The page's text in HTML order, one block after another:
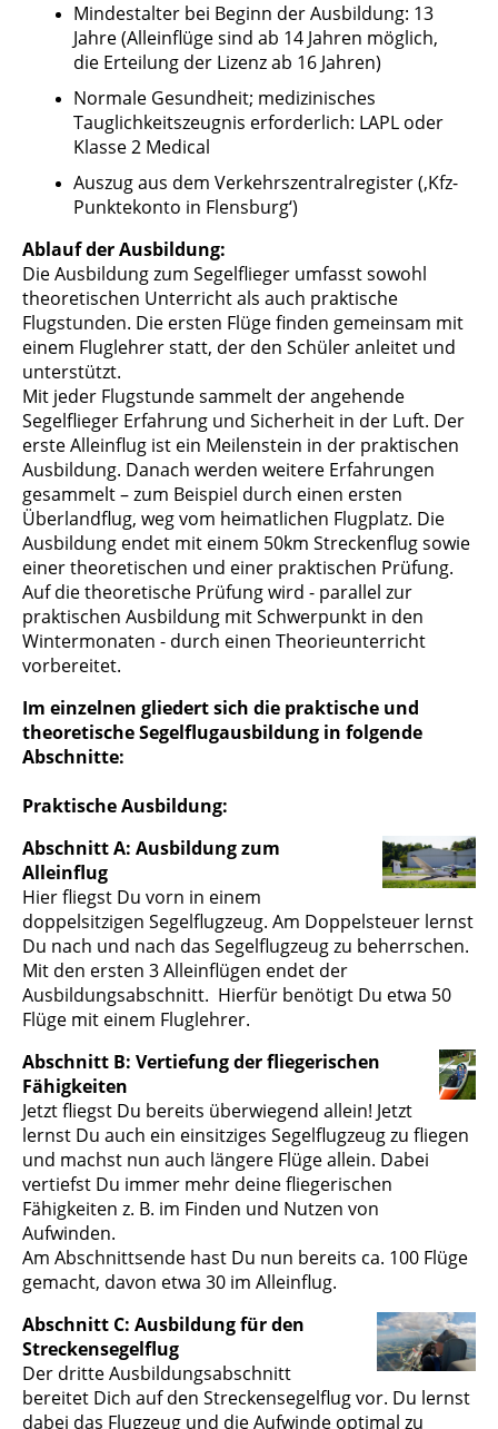
Mindestalter bei Beginn der Ausbildung: 13
Jahre (Alleinflüge sind ab 14 Jahren möglich,
die Erteilung der Lizenz ab 16 Jahren)
Normale Gesundheit; medizinisches
Tauglichkeitszeugnis erforderlich: LAPL oder
Klasse 2 Medical
Auszug aus dem Verkehrszentralregister (‚Kfz-
Punktekonto in Flensburg‘)
Ablauf der Ausbildung:
Die Ausbildung zum Segelflieger umfasst sowohl
theoretischen Unterricht als auch praktische
Flugstunden. Die ersten Flüge finden gemeinsam mit
einem Fluglehrer statt, der den Schüler anleitet und
unterstützt.
Mit jeder Flugstunde sammelt der angehende
Segelflieger Erfahrung und Sicherheit in der Luft. Der
erste Alleinflug ist ein Meilenstein in der praktischen
Ausbildung. Danach werden weitere Erfahrungen
gesammelt – zum Beispiel durch einen ersten
Überlandflug, weg vom heimatlichen Flugplatz. Die
Ausbildung endet mit einem 50km Streckenflug sowie
einer theoretischen und einer praktischen Prüfung.
Auf die theoretische Prüfung wird - parallel zur
praktischen Ausbildung mit Schwerpunkt in den
Wintermonaten - durch einen Theorieunterricht
vorbereitet.
Im einzelnen gliedert sich die praktische und
theoretische Segelflugausbildung in folgende
Abschnitte:
Praktische Ausbildung:
Abschnitt A: Ausbildung zum
Alleinflug
Hier fliegst Du vorn in einem
doppelsitzigen Segelflugzeug. Am Doppelsteuer lernst
Du nach und nach das Segelflugzeug zu beherrschen.
Mit den ersten 3 Alleinflügen endet der
Ausbildungsabschnitt. Hierfür benötigt Du etwa 50
Flüge mit einem Fluglehrer.
Abschnitt B: Vertiefung der fliegerischen
Fähigkeiten
Jetzt fliegst Du bereits überwiegend allein! Jetzt
lernst Du auch ein einsitziges Segelflugzeug zu fliegen
und machst nun auch längere Flüge allein. Dabei
vertiefst Du immer mehr deine fliegerischen
Fähigkeiten z. B. im Finden und Nutzen von
Aufwinden.
Am Abschnittsende hast Du nun bereits ca. 100 Flüge
gemacht, davon etwa 30 im Alleinflug.
Abschnitt C: Ausbildung für den
Streckensegelflug
Der dritte Ausbildungsabschnitt
bereitet Dich auf den Streckensegelflug vor. Du lernst
dabei das Flugzeug und die Aufwinde optimal zu